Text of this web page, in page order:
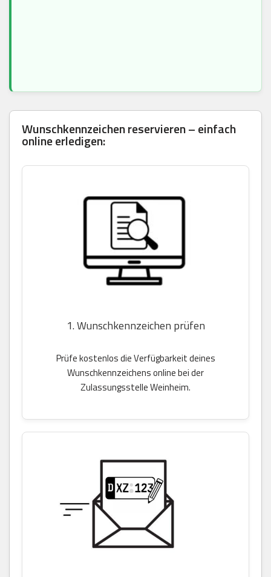
Wunschkennzeichen reservieren – einfach
online erledigen:
1. Wunschkennzeichen prüfen
Prüfe kostenlos die Verfügbarkeit deines
Wunschkennzeichens online bei der
Zulassungsstelle Weinheim.